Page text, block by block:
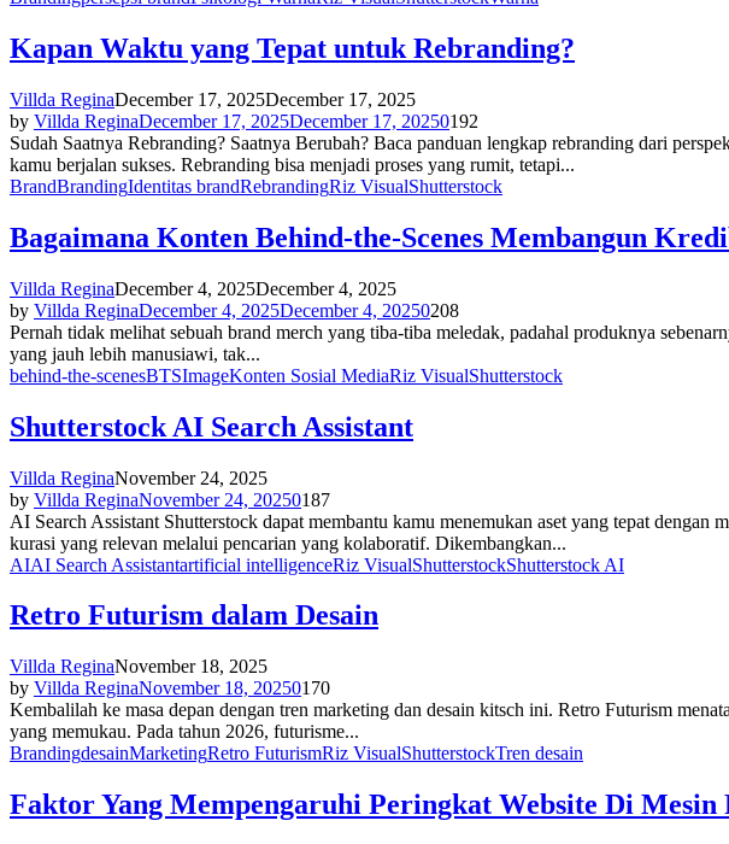
Kapan Waktu yang Tepat untuk Rebranding?
Villda ReginaDecember 17, 2025December 17, 2025
by Villda ReginaDecember 17, 2025December 17, 20250192
Sudah Saatnya Rebranding? Saatnya Berubah? Baca panduan lengkap rebranding dari
kamu berjalan sukses. Rebranding bisa menjadi proses yang rumit, tetapi...
BrandBrandingIdentitas brandRebrandingRiz VisualShutterstock
Bagaimana Konten Behind-the-Scenes Membangun
Villda ReginaDecember 4, 2025December 4, 2025
by Villda ReginaDecember 4, 2025December 4, 20250208
Pernah tidak melihat sebuah brand merch yang tiba-tiba meledak, padahal produknya
yang jauh lebih manusiawi, tak...
behind-the-scenesBTSImageKonten Sosial MediaRiz VisualShutterstock
Shutterstock AI Search Assistant
Villda ReginaNovember 24, 2025
by Villda ReginaNovember 24, 20250187
AI Search Assistant Shutterstock dapat membantu kamu menemukan aset yang tepat
kurasi yang relevan melalui pencarian yang kolaboratif. Dikembangkan...
AIAI Search Assistantartificial intelligenceRiz VisualShutterstockShutterstock AI
Retro Futurism dalam Desain
Villda ReginaNovember 18, 2025
by Villda ReginaNovember 18, 20250170
Kembalilah ke masa depan dengan tren marketing dan desain kitsch ini. Retro Futurism
yang memukau. Pada tahun 2026, futurisme...
BrandingdesainMarketingRetro FuturismRiz VisualShutterstockTren desain
Faktor Yang Mempengaruhi Peringkat Website Di Mesin